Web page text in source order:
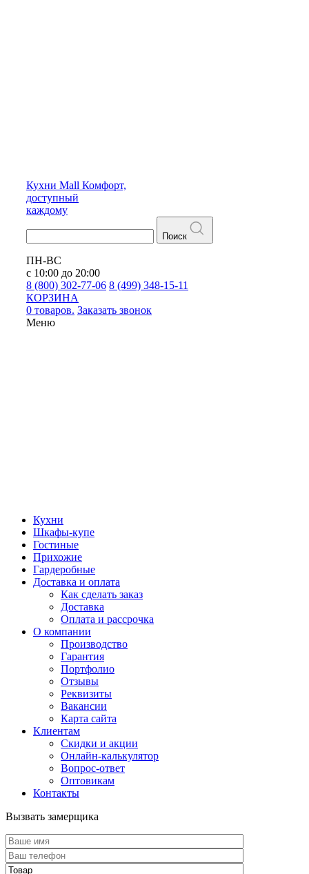
Кухни Mall Комфорт,
доступный
каждому
Поиск
ПН-ВС
с 10:00 до 20:00
8 (800) 302-77-06 8 (499) 348-15-11
КОРЗИНА
0 товаров. Заказать звонок
Меню
Кухни
Шкафы-купе
Гостиные
Прихожие
Гардеробные
Доставка и оплата
Как сделать заказ
Доставка
Оплата и рассрочка
О компании
Производство
Гарантия
Портфолио
Отзывы
Реквизиты
Вакансии
Карта сайта
Клиентам
Скидки и акции
Онлайн-калькулятор
Вопрос-ответ
Оптовикам
Контакты
Вызвать замерщика